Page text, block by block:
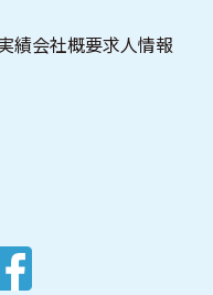
績会社概要求人情報